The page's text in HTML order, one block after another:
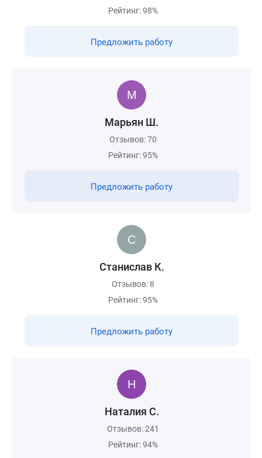
Рейтинг: 98%
Предложить работу
Марьян Ш.
Отзывов: 70
Рейтинг: 95%
Предложить работу
Станислав К.
Отзывов: 8
Рейтинг: 95%
Предложить работу
Наталия С.
Отзывов: 241
Рейтинг: 94%